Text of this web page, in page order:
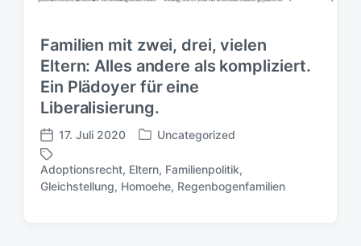
Familien mit zwei, drei, vielen
Eltern: Alles andere als kompliziert.
Ein Plädoyer für eine
Liberalisierung.
V
e
r
ö
17. Juli 2020
V
r
ö
Uncategorized
S
c
Adoptionsrecht, Eltern, Familienpolitik,
Gleichstellung, Homoehe, Regenbogenfamilien